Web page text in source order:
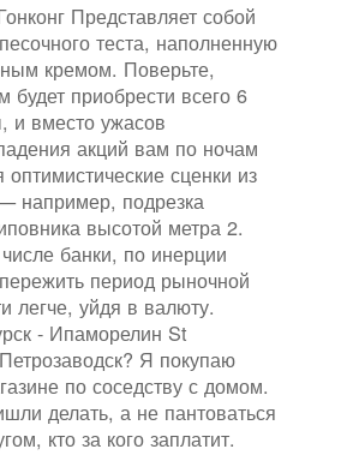
Представляет собой
теста, наполненную
кремом. Поверьте,
будет приобрести всего 6
и вместо ужасов
акций вам по ночам
оптимистические сценки из
например, подрезка
высотой метра 2.
банки, по инерции
период рыночной
легче, уйдя в валюту.
- Ипаморелин St
Я покупаю
по соседству с домом.
делать, а не пантоваться
кто за кого заплатит.